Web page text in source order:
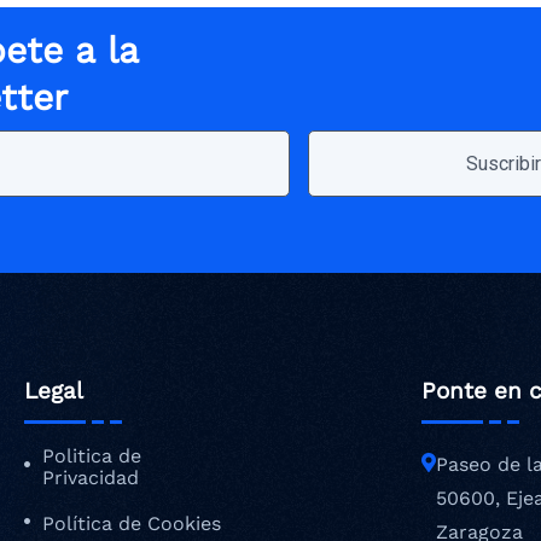
a la
Legal
Politica de
Privacidad
Política de Cookies
Ponte en
Paseo de
50600,
Zaragoza